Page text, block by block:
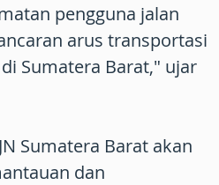
pengguna jalan
arus transportasi
Sumatera Barat," ujar
Sumatera Barat akan
dan